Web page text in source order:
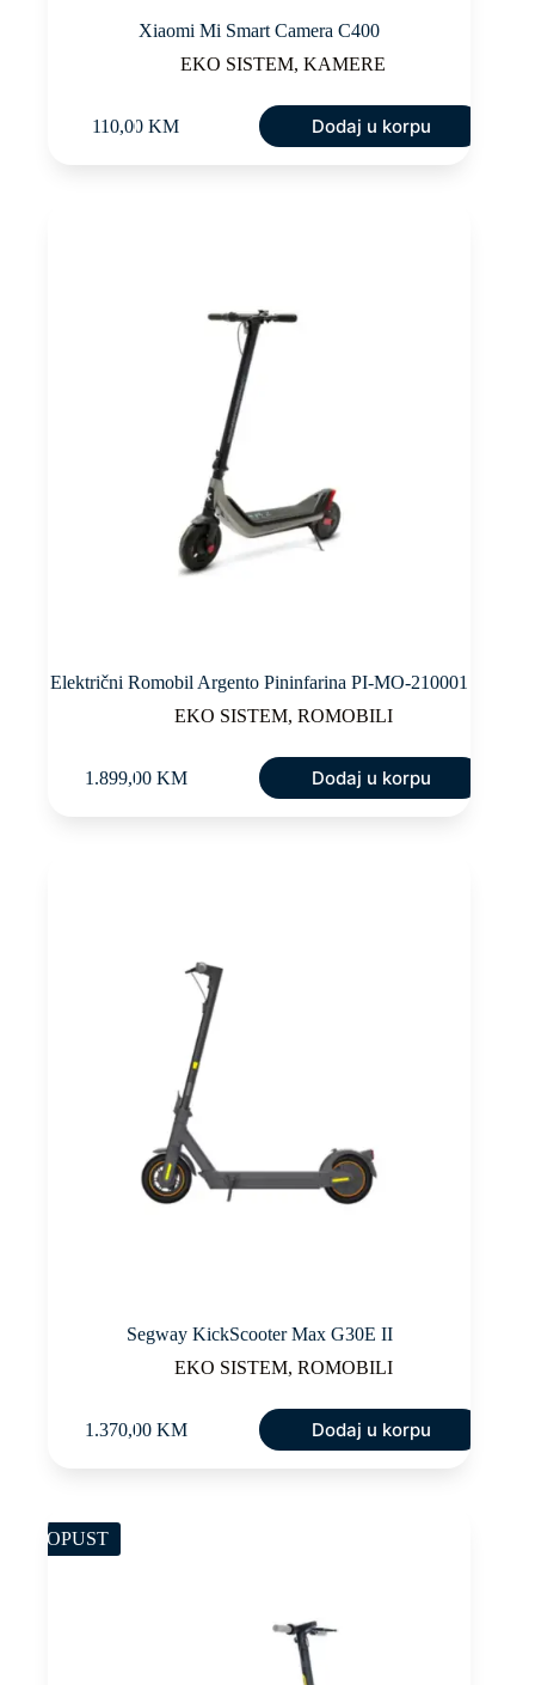
Xiaomi Mi Smart Camera C400
EKO SISTEM,KAMERE
110,00KM Dodaj u korpu
Električni Romobil Argento Pininfarina PI-MO-210001
EKO SISTEM, ROMOBILI
1.899,00 KM Dodaj u korpu
Segway KickScooter Max G30E II
EKO SISTEM, ROMOBILI
1.370,00 KM Dodaj u korpu
POPUST